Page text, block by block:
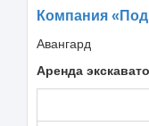
Компания
Авангард
Аренда